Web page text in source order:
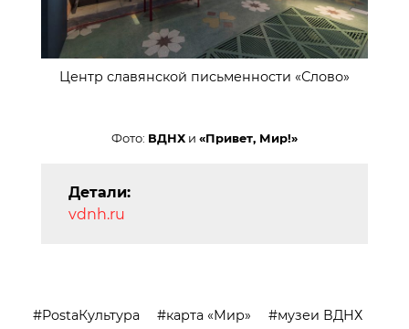
Центр славянской письменности «Слово»
Фото: ВДНХ и «Привет, Мир!»
Детали:
vdnh.ru
PostaКультура карта «Мир»
музеи ВДНХ